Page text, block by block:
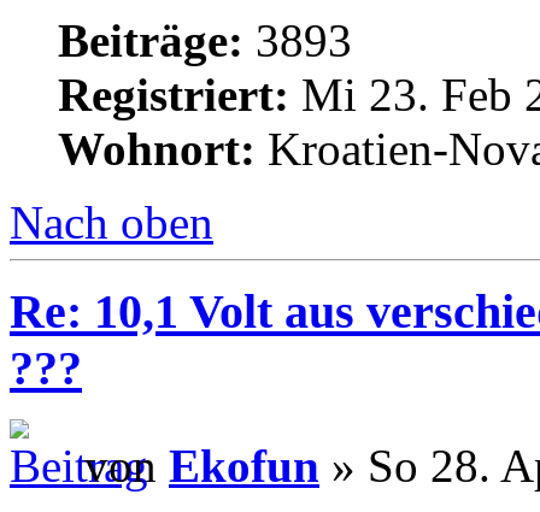
Beiträge: 3893
Registriert: Mi 23. Feb
Wohnort: Kroatien-
Nach oben
Re: 10,1 Volt aus
???
von Ekofun » So 28.